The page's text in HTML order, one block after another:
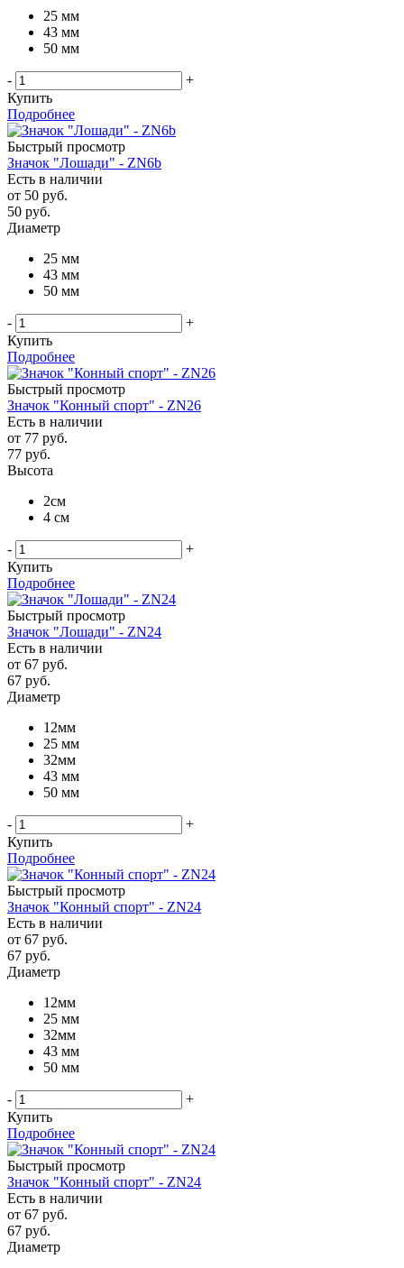
25 мм
43 мм
50 мм
-
+
Купить
Подробнее
Быстрый просмотр
Значок "Лошади" - ZN6b
Есть в наличии
от 50 руб.
50 руб.
Диаметр
25 мм
43 мм
50 мм
-
+
Купить
Подробнее
Быстрый просмотр
Значок "Конный спорт" - ZN26
Есть в наличии
от 77 руб.
77 руб.
Высота
2см
4 см
-
+
Купить
Подробнее
Быстрый просмотр
Значок "Лошади" - ZN24
Есть в наличии
от 67 руб.
67 руб.
Диаметр
12мм
25 мм
32мм
43 мм
50 мм
-
+
Купить
Подробнее
Быстрый просмотр
Значок "Конный спорт" - ZN24
Есть в наличии
от 67 руб.
67 руб.
Диаметр
12мм
25 мм
32мм
43 мм
50 мм
-
+
Купить
Подробнее
Быстрый просмотр
Значок "Конный спорт" - ZN24
Есть в наличии
от 67 руб.
67 руб.
Диаметр